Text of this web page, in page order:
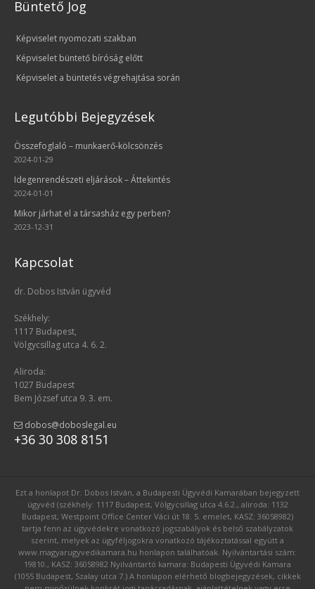
Büntető Jog
Képviselet nyomozati szakban
Képviselet büntető bíróság előtt
Képviselet a büntetés végrehajtása során
Legutóbbi Bejegyzések
Összefoglaló – munkaerő-kölcsönzés
2024-01-29
Idegenrendészeti eljárások – Áttekintés
2024-01-01
Mikor járhat el a társasház egy perben?
2023-12-31
Kapcsolat
dr. Dobos István ügyvéd
Székhely:
1117 Budapest,
Völgycsillag utca 4. 6. 2.
Aliroda:
1027 Budapest
Bem József utca 9. 3. em.
dobos@doboslegal.eu
+36 30 308 8151
Ezt a honlapot Dr. Dobos István, a Budapesti Ügyvédi Kamarában bejegyzett
ügyvéd (székhely: 1117 Budapest, Völgycsillag utca 4.6.2., aliroda: 1132
Budapest, Westpoint Office Center Váci út 18. 5. emelet, KASZ: 36058982)
tartja fenn az ügyvédekre vonatkozó jogszabályok és belső szabályzatok
szerint, melyek az ügyféljogokra vonatkozó tájékoztatással együtt a
www.magyarugyvedikamara.hu honlapon találhatóak. Nyilvántartási szám:
19810., KASZ: 36058982 Nyilvántartó kamara: Budapesti Ügyvédi Kamara
(1055 Budapest, Szalay utca 7.) A honlapon elérhető blogbejegyzések, cikkek